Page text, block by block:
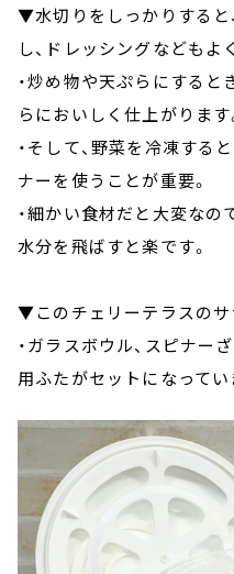
▼水切りをしっかりすると
し、ドレッシングなどもよ
・炒め物や天ぷらにすると
らにおいしく仕上がります
・そして、野菜を冷凍する
ナーを使うことが重要。
・細かい食材だと大変な
水分を飛ばすと楽です。
▼このチェリーテラスのサ
・ガラスボウル、スピナー
用ふたがセットになってい